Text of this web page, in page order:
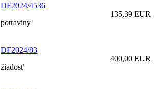
DF2024/4536
potraviny
135,39 EUR
DF2024/83
žiadosť
400,00 EUR